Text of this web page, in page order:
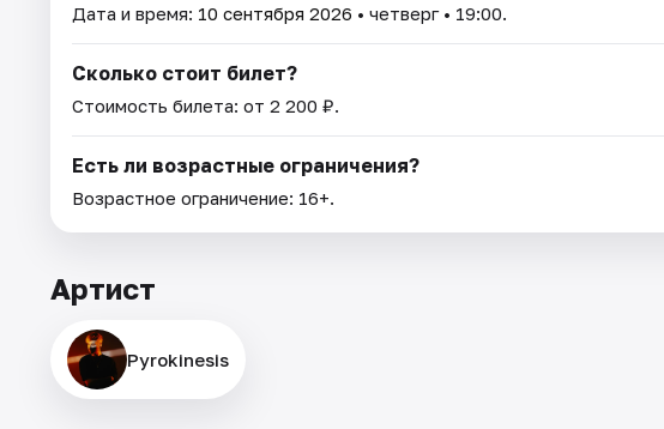
Дата и время: 10 сентября 2026 • четверг • 19:00.
Сколько стоит билет?
Стоимость билета: от 2 200 ₽.
Есть ли возрастные ограничения?
Возрастное ограничение: 16+.
Артист
Pyrokinesis